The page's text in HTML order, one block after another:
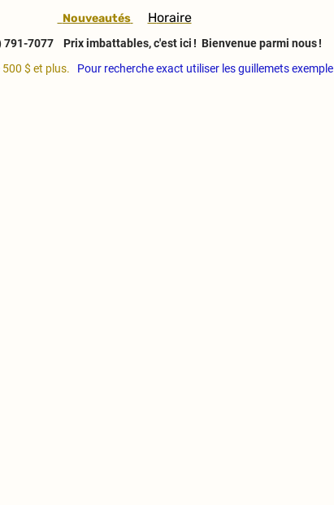
Nouveautés Horaire
791-7077
Prix imbattables, c'est ici ! Bienvenue parmi nous !
$ et plus.
Pour recherche exact utiliser les guillemets exemple